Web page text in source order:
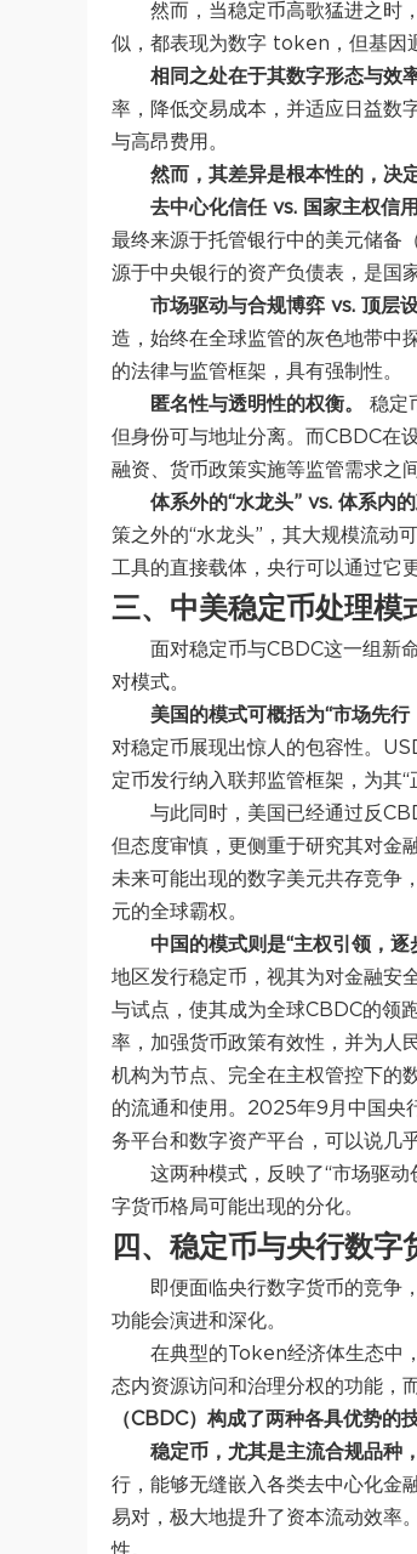
然而，当稳定币高歌猛进之时
似，都表现为数字 token，但基因
相同之处在于其数字形态与效
率，降低交易成本，并适应日益数
与高昂费用。
然而，其差异是根本性的，决
去中心化信任 vs. 国家主权信用
最终来源于托管银行中的美元储备
源于中央银行的资产负债表，是国
市场驱动与合规博弈 vs. 顶层
造，始终在全球监管的灰色地带中
的法律与监管框架，具有强制性。
匿名性与透明性的权衡。
稳定
但身份可与地址分离。而CBDC在
融资、货币政策实施等监管需求之
体系外的“水龙头” vs. 体系内的
策之外的“水龙头”，其大规模流动
工具的直接载体，央行可以通过它
三、中美稳定币处理模
面对稳定币与CBDC这一组新
对模式。
美国的模式可概括为“市场先行
对稳定币展现出惊人的包容性。
定币发行纳入联邦监管框架，为其“
与此同时，美国已经通过反
但态度审慎，更侧重于研究其对金
未来可能出现的数字美元共存竞争
元的全球霸权。
中国的模式则是“主权引领，逐
地区发行稳定币，视其为对金融安
与试点，使其成为全球CBDC的领
率，加强货币政策有效性，并为人
机构为节点、完全在主权管控下的
的流通和使用。 2025年9月中国央
务平台和数字资产平台，可以说几
这两种模式，反映了“市场驱
字货币格局可能出现的分化。
四、稳定币与央行数字
即便面临央行数字货币的竞争
功能会演进和深化。
在典型的Token经济体生态中
态内资源访问和治理分权的功能，
（CBDC）构成了两种各具优势的
稳定币，尤其是主流合规品种
行，能够无缝嵌入各类去中心化金
易对，极大地提升了资本流动效率